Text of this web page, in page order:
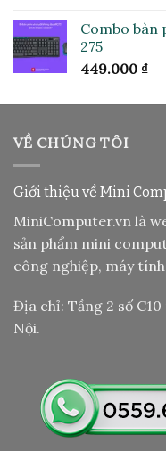
Combo bàn
275
449.000 ₫
VỀ CHÚNG TÔI
Giới thiệu về Mini
MiniComputer.vn là
sản phẩm mini
công nghiệp, máy
Địa chỉ: Tầng 2 số
Nội.